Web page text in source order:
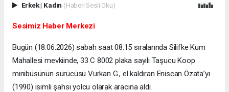
Erkek| Kadın (Haberi Sesli Oku)
Sesimiz Haber Merkezi
Bugün (18.06.2026) sabah saat 08.15 sıralarında Silifke Kum
Mahallesi mevkiinde, 33 C 8002 plaka sayılı Taşucu Koop
minibüsünün sürücüsü Vurkan G., el kaldıran Eniscan Özata’yı
(1990) isimli şahsı yolcu olarak aracına aldı.